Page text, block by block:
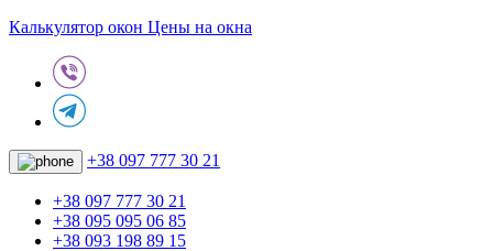
Калькулятор окон Цены на окна
+38 097 777 30 21
+38 097 777 30 21
+38 095 095 06 85
+38 093 198 89 15